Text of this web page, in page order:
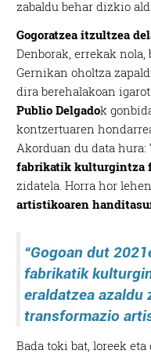
zabaldu behar dizkio
Gogoratzea itzultzea
Denborak, errekak nola,
Gernikan oholtza
dira berehalakoan
Publio Delgadok
kontzertuaren
Akorduan du data hura:
fabrikatik kulturgintza
zidatela. Horra hor
artistikoaren
“Gogoan dut
fabrikatik
eraldatzea azaldu
transformazio
Bada toki bat, loreek